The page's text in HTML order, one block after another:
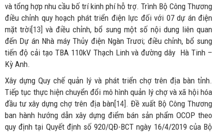
và tổng hợp nhu cầu bố trí kinh phí hỗ trợ. Trình Bộ Công Thương
điều chỉnh quy hoạch phát triển điện lực đối với 07 dự án điện
mặt trời[13] và điều chỉnh, bổ sung một số nội dung liên quan
đến Dự án Nhà máy Thủy điện Ngàn Trươi; điều chỉnh, bổ sung
tiến độ cải tạo TBA 110kV Thạch Linh và đường dây Hà Tinh –
Kỳ Anh.
Xây dựng Quy chế quản lý và phát triển chợ trên địa bàn tỉnh.
Tiếp tục thực hiện chuyển đổi mô hình quản lý chợ và xã hội hóa
đầu tư xây dựng chợ trên địa bàn[14]. Đề xuất Bộ Công Thương
ban hành hướng dẫn xây dựng điểm bán sản phẩm OCOP theo
quy định tại Quyết định số 920/QĐ-BCT ngày 16/4/2019 của Bộ